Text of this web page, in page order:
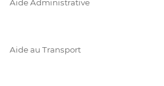
Aide Administrative
Aide au Transport